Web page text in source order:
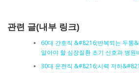
관련 글(내부 링크)
60대 간호직 &#8216;반복되는 두통
알아야 할 심장질환 초기 신호과 병원
30대 운전직 &#8216;시력 저하